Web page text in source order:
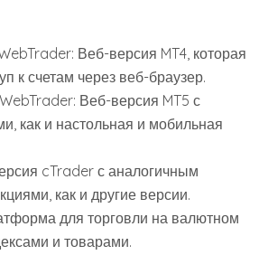
Веб-версия MT4, которая
к счетам через веб-браузер.
Веб-версия MT5 с
как и настольная и мобильная
cTrader с аналогичным
как и другие версии.
для торговли на валютном
и товарами.